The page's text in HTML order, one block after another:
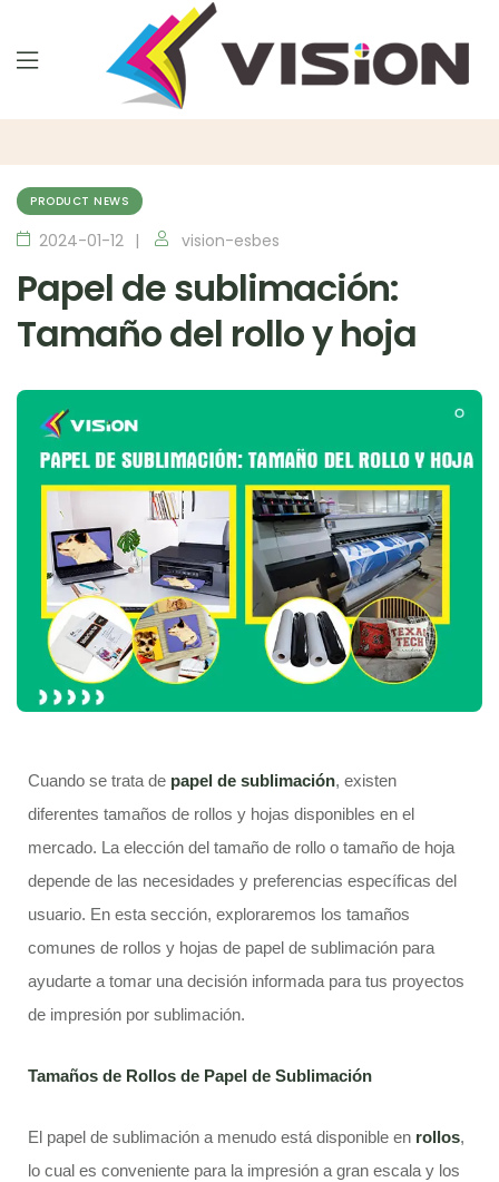
PRODUCT NEWS
2024-01-12 vision-esbes
Papel de sublimación:
Tamaño del rollo y hoja
Cuando se trata de papel de sublimación, existen
diferentes tamaños de rollos y hojas disponibles en el
mercado. La elección del tamaño de rollo o tamaño de hoja
depende de las necesidades y preferencias específicas del
usuario. En esta sección, exploraremos los tamaños
comunes de rollos y hojas de papel de sublimación para
ayudarte a tomar una decisión informada para tus proyectos
de impresión por sublimación.
Tamaños de Rollos de Papel de Sublimación
El papel de sublimación a menudo está disponible en rollos,
lo cual es conveniente para la impresión a gran escala y los